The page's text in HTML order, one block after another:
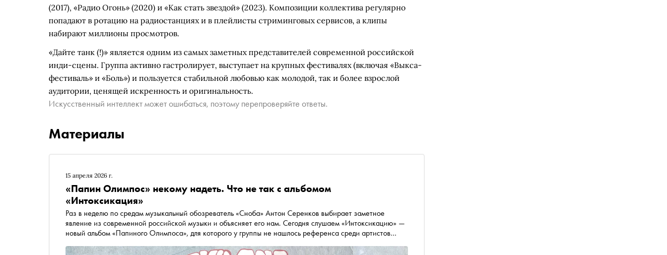
(2017), «Радио Огонь» (2020) и «Как стать звездой» (2023). Композиции коллектива регулярно
попадают в ротацию на радиостанциях и в плейлисты стриминговых сервисов, а клипы
набирают миллионы просмотров.
«Дайте танк (!)» является одним из самых заметных представителей современной российской
инди-сцены. Группа активно гастролирует, выступает на крупных фестивалях (включая «Выкса-
фестиваль» и «Боль») и пользуется стабильной любовью как молодой, так и более взрослой
аудитории, ценящей искренность и оригинальность.
Искусственный интеллект может ошибаться, поэтому перепроверяйте ответы.
Материалы
15 апреля 2026 г.
«Папин Олимпос» некому надеть. Что не так с альбомом
«Интоксикация»
Раз в неделю по средам музыкальный обозреватель «Сноба» Антон Серенков выбирает заметное
явление из современной российской музыки и объясняет его нам. Сегодня слушаем «Интоксикацию» —
новый альбом «Папиного Олимпоса», для которого у группы не нашлось референса среди артистов